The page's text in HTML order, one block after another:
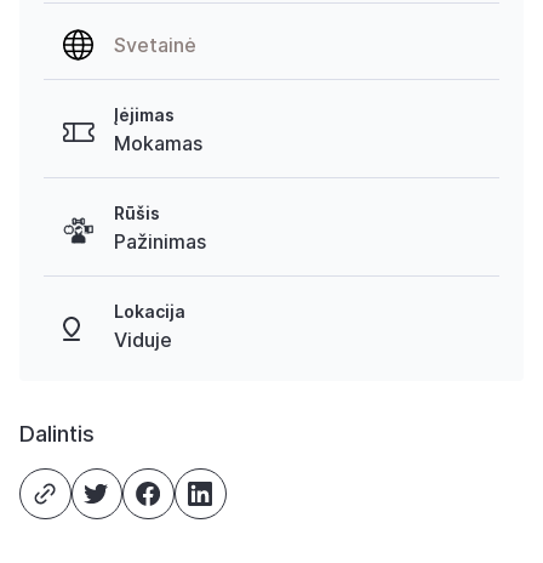
Svetainė
Įėjimas
Mokamas
Rūšis
Pažinimas
Lokacija
Viduje
Dalintis